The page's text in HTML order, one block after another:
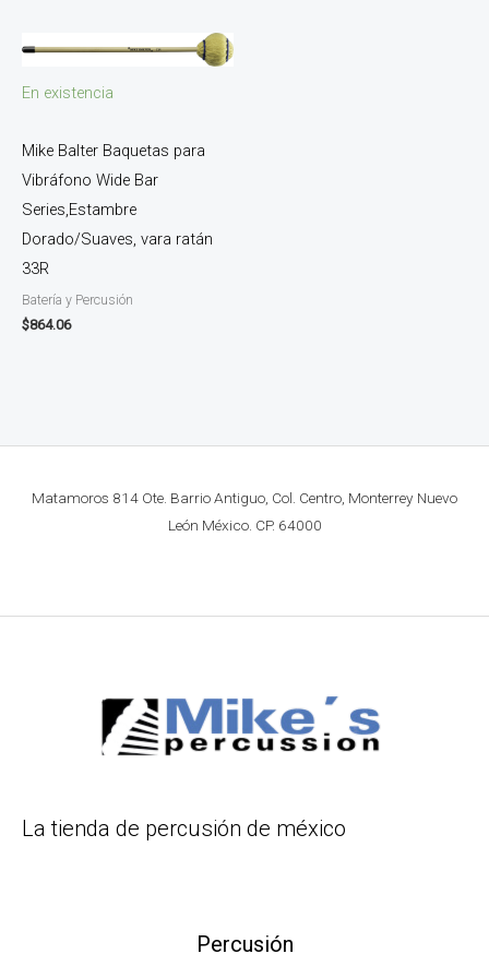
En existencia
Mike Balter Baquetas para
Vibráfono Wide Bar
Series,Estambre
Dorado/Suaves, vara ratán
33R
Batería y Percusión
$864.06
Matamoros 814 Ote. Barrio Antiguo, Col. Centro, Monterrey Nuevo
León México. CP. 64000
La tienda de percusión de méxico
Percusión